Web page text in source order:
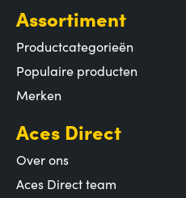
Assortiment
Productcategorieën
Populaire producten
Merken
Aces Direct
Over ons
Aces Direct team